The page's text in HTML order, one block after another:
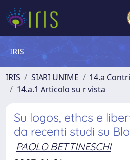
IRIS
IRIS SIARI UNIME
14.a
14.a.1 Articolo su rivista
Su logos, ethos e
da recenti studi su
PAOLO BETTINESCHI